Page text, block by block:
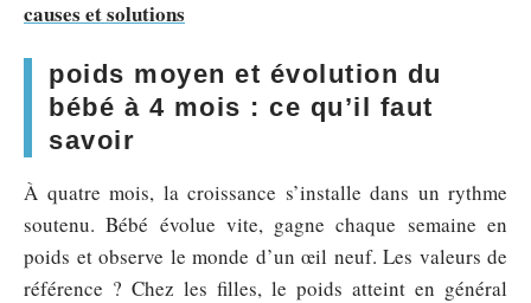
causes et solutions
poids moyen et évolution du
bébé à 4 mois : ce qu’il faut
savoir
À quatre mois, la croissance s’installe dans un rythme
soutenu. Bébé évolue vite, gagne chaque semaine en
poids et observe le monde d’un œil neuf. Les valeurs de
référence ? Chez les filles, le poids atteint en général